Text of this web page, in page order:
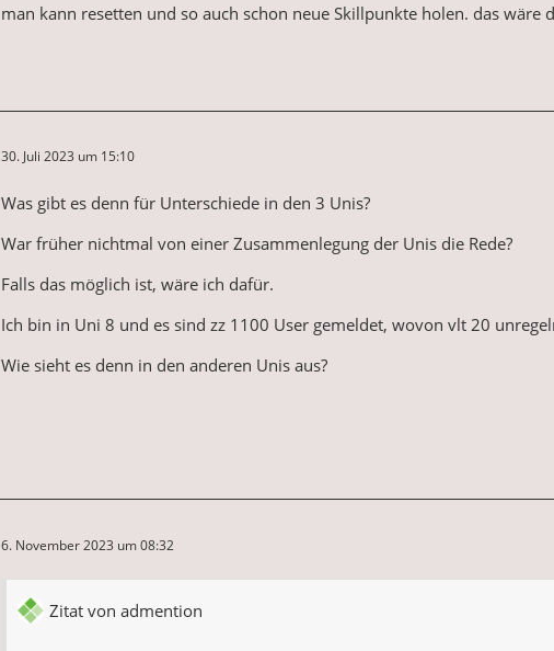
man kann resetten und so auch schon neue Skillpunkte holen. das wäre
30. Juli 2023 um 15:10
Was gibt es denn für Unterschiede in den 3 Unis?
War früher nichtmal von einer Zusammenlegung der Unis die Rede?
Falls das möglich ist, wäre ich dafür.
Ich bin in Uni 8 und es sind zz 1100 User gemeldet, wovon vlt 20
Wie sieht es denn in den anderen Unis aus?
6. November 2023 um 08:32
Zitat von admention